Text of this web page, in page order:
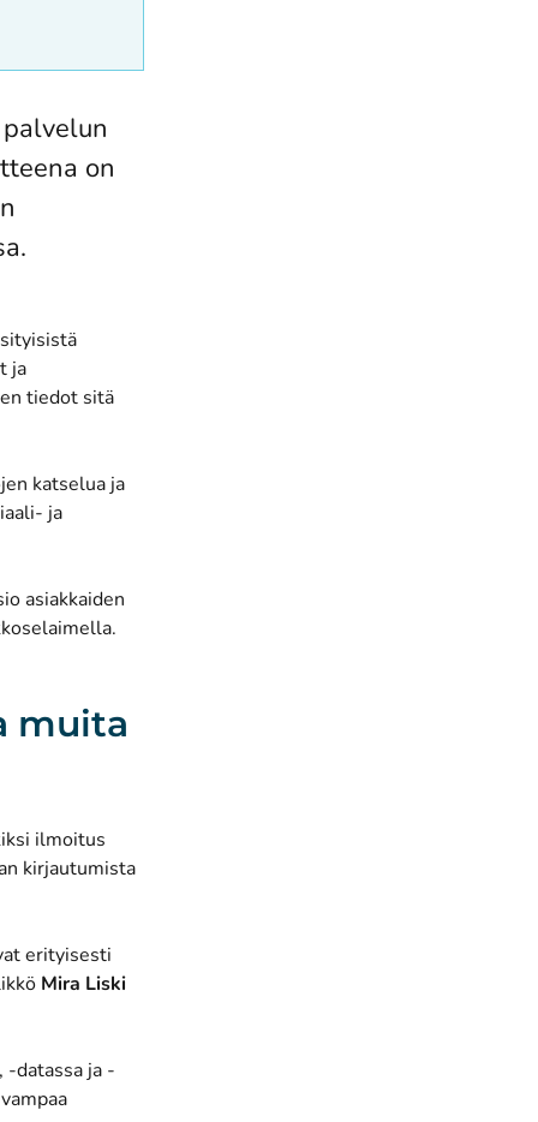
on
ja
tiedot sitä
katselua ja
ja
asiakkaiden
muita
ilmoitus
kirjautumista
erityisesti
Mira Liski
datassa ja -